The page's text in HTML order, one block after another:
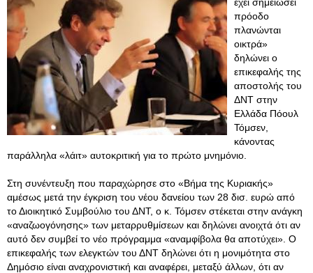
πρόοδο
πλανώνται
οικτρά»
δηλώνει ο
επικεφαλής της
αποστολής του
ΔΝΤ στην
Ελλάδα Πόουλ
Τόμσεν,
κάνοντας
παράλληλα «λάιτ» αυτοκριτική για το πρώτο μνημόνιο.
Στη συνέντευξη που παραχώρησε στο «Βήμα της Κυριακής»
αμέσως μετά την έγκριση του νέου δανείου των 28 δισ. ευρώ από
το Διοικητικό Συμβούλιο του ΔΝΤ, ο κ. Τόμσεν στέκεται στην ανάγκη
«αναζωογόνησης» των μεταρρυθμίσεων και δηλώνει ανοιχτά ότι αν
αυτό δεν συμβεί το νέο πρόγραμμα «αναμφίβολα θα αποτύχει». Ο
επικεφαλής των ελεγκτών του ΔΝΤ δηλώνει ότι η μονιμότητα στο
Δημόσιο είναι αναχρονιστική και αναφέρει, μεταξύ άλλων, ότι αν